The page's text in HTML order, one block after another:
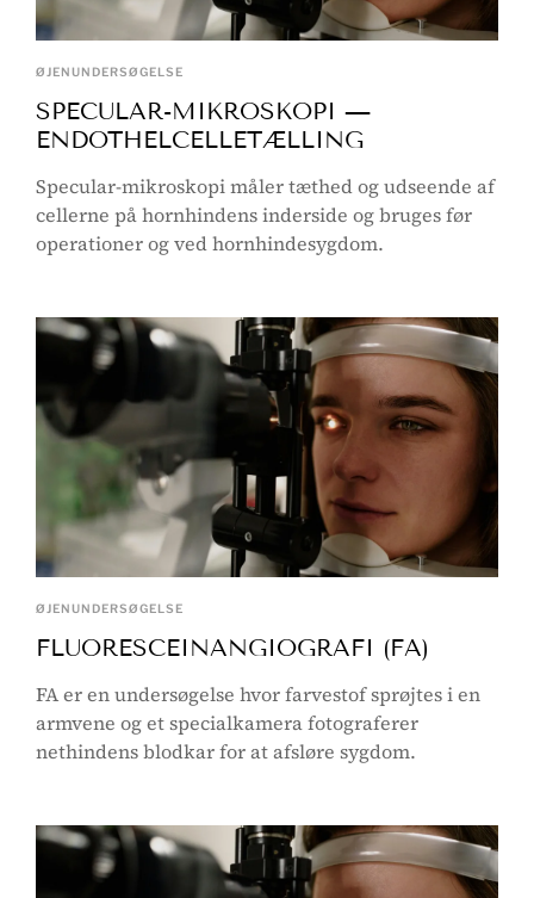
ØJENUNDERSØGELSE
SPECULAR-MIKROSKOPI —
ENDOTHELCELLETÆLLING
Specular-mikroskopi måler tæthed og udseende af
cellerne på hornhindens inderside og bruges før
operationer og ved hornhindesygdom.
ØJENUNDERSØGELSE
FLUORESCEINANGIOGRAFI (FA)
FA er en undersøgelse hvor farvestof sprøjtes i en
armvene og et specialkamera fotograferer
nethindens blodkar for at afsløre sygdom.